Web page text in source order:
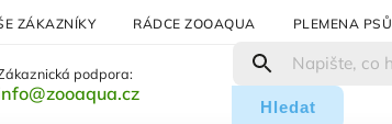
ZÁKAZNÍKY RÁDCE ZOOAQUA PLEMENA PSŮ
podpora:
Hledat